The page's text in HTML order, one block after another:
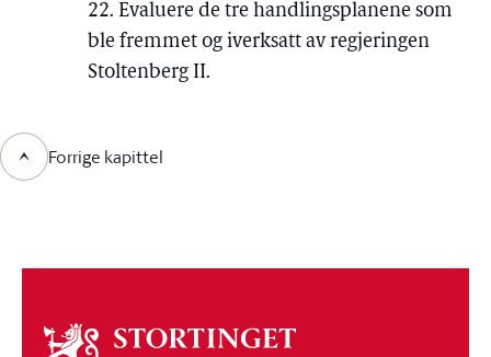
22. Evaluere de tre handlingsplanene som
ble fremmet og iverksatt av regjeringen
Stoltenberg II.
Forrige kapittel
Om